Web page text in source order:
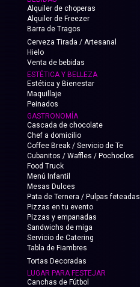
Alquiler de choperas
Alquiler de Freezer
Barra de Tragos
Cerveza Tirada / Artesanal
Hielo
Venta de bebidas
ESTÉTICA Y BELLEZA
Estética y Bienestar
Maquillaje
Peinados
GASTRONOMÍA
Cascada de chocolate
Chef a domicilio
Coffee Break / Servicio de Te
Cubanitos / Waffles / Pochoclos
Food Truck
Menú Infantil
Mesas Dulces
Pata de Ternera / Pulpas feteadas
Pizzas en tu evento
Pizzas y empanadas
Sandwichs de miga
Servicio de Catering
Tabla de Fiambres
Tortas Decoradas
LUGAR PARA FESTEJAR
Canchas de Fútbol